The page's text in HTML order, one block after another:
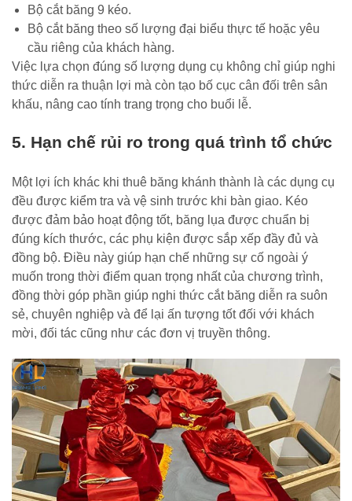
Bộ cắt băng 9 kéo.
Bộ cắt băng theo số lượng đại biểu thực tế hoặc yêu
cầu riêng của khách hàng.
Việc lựa chọn đúng số lượng dụng cụ không chỉ giúp nghi
thức diễn ra thuận lợi mà còn tạo bố cục cân đối trên sân
khấu, nâng cao tính trang trọng cho buổi lễ.
5. Hạn chế rủi ro trong quá trình tổ chức
Một lợi ích khác khi thuê băng khánh thành là các dụng cụ
đều được kiểm tra và vệ sinh trước khi bàn giao. Kéo
được đảm bảo hoạt động tốt, băng lụa được chuẩn bị
đúng kích thước, các phụ kiện được sắp xếp đầy đủ và
đồng bộ. Điều này giúp hạn chế những sự cố ngoài ý
muốn trong thời điểm quan trọng nhất của chương trình,
đồng thời góp phần giúp nghi thức cắt băng diễn ra suôn
sẻ, chuyên nghiệp và để lại ấn tượng tốt đối với khách
mời, đối tác cũng như các đơn vị truyền thông.